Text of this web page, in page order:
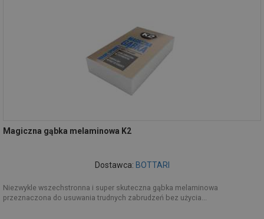
Magiczna gąbka melaminowa K2
Dostawca: BOTTARI
Niezwykle wszechstronna i super skuteczna gąbka melaminowa
przeznaczona do usuwania trudnych zabrudzeń bez użycia...